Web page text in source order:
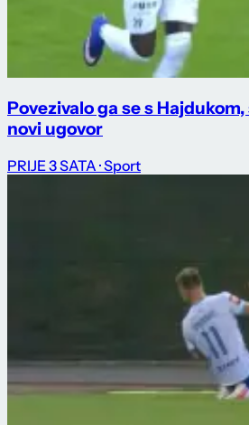
Povezivalo ga se s
novi ugovor
PRIJE 3 SATA · Sport